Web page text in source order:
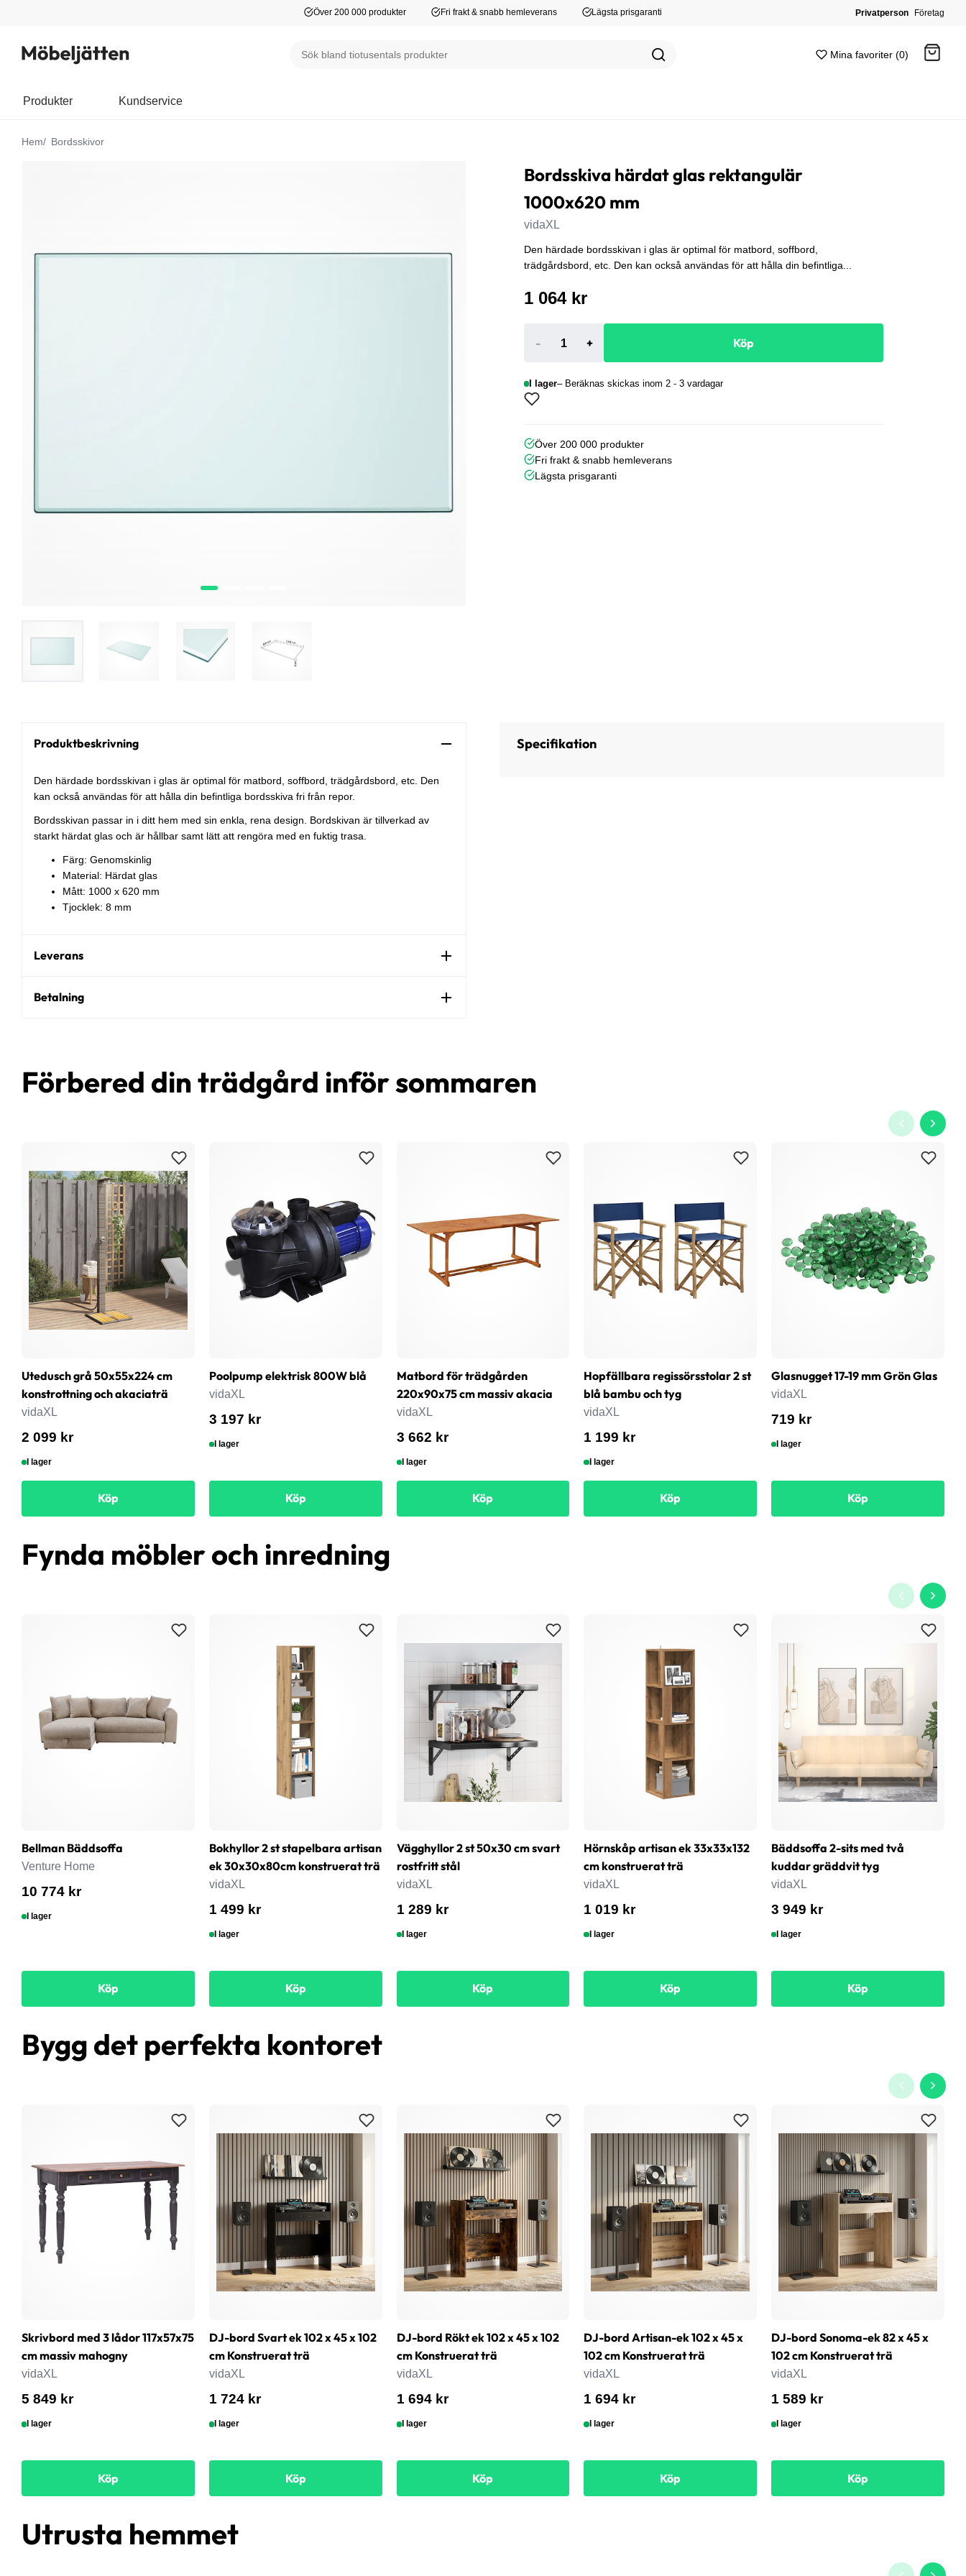
Över 200 000 produkter Fri frakt & snabb hemleverans Lägsta prisgaranti Privatperson Företag
Mina favoriter (0)
Produkter Kundservice
Hem Bordsskivor
Bordsskiva härdat glas rektangulär
1000x620 mm
vidaXL
Den härdade bordsskivan i glas är optimal för matbord, soffbord,
trädgårdsbord, etc. Den kan också användas för att hålla din befintliga...
1 064 kr
- + Köp
I lager Beräknas skickas inom 2 - 3 vardagar
Över 200 000 produkter
Fri frakt & snabb hemleverans
Lägsta prisgaranti
Produktbeskrivning
Den härdade bordsskivan i glas är optimal för matbord, soffbord, trädgårdsbord, etc. Den
kan också användas för att hålla din befintliga bordsskiva fri från repor.
Bordsskivan passar in i ditt hem med sin enkla, rena design. Bordskivan är tillverkad av
starkt härdat glas och är hållbar samt lätt att rengöra med en fuktig trasa.
Färg: Genomskinlig
Material: Härdat glas
Mått: 1000 x 620 mm
Tjocklek: 8 mm
Leverans
Betalning
Specifikation
Förbered din trädgård inför sommaren
Utedusch grå 50x55x224 cm
konstrottning och akaciaträ
vidaXL
2 099 kr
I lager
Köp
Poolpump elektrisk 800W blå
vidaXL
3 197 kr
I lager
Köp
Matbord för trädgården
220x90x75 cm massiv akacia
vidaXL
3 662 kr
I lager
Köp
Hopfällbara regissörsstolar 2 st
blå bambu och tyg
vidaXL
1 199 kr
I lager
Köp
Glasnugget 17-19 mm Grön Glas
vidaXL
719 kr
I lager
Köp
Fynda möbler och inredning
Bellman Bäddsoffa
Venture Home
10 774 kr
I lager
Köp
Bokhyllor 2 st stapelbara artisan
ek 30x30x80cm konstruerat trä
vidaXL
1 499 kr
I lager
Köp
Vägghyllor 2 st 50x30 cm svart
rostfritt stål
vidaXL
1 289 kr
I lager
Köp
Hörnskåp artisan ek 33x33x132
cm konstruerat trä
vidaXL
1 019 kr
I lager
Köp
Bäddsoffa 2-sits med två
kuddar gräddvit tyg
vidaXL
3 949 kr
I lager
Köp
Bygg det perfekta kontoret
Skrivbord med 3 lådor 117x57x75
cm massiv mahogny
vidaXL
5 849 kr
I lager
Köp
DJ-bord Svart ek 102 x 45 x 102
cm Konstruerat trä
vidaXL
1 724 kr
I lager
Köp
DJ-bord Rökt ek 102 x 45 x 102
cm Konstruerat trä
vidaXL
1 694 kr
I lager
Köp
DJ-bord Artisan-ek 102 x 45 x
102 cm Konstruerat trä
vidaXL
1 694 kr
I lager
Köp
DJ-bord Sonoma-ek 82 x 45 x
102 cm Konstruerat trä
vidaXL
1 589 kr
I lager
Köp
Utrusta hemmet